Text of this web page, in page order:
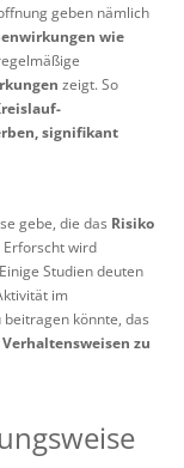
geben nämlich
wie
zeigt. So
signifikant
gebe, die das Risiko
Erforscht wird
Studien deuten
im
könnte, das
zu